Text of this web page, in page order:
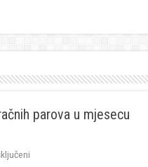
parova u mjesecu
za